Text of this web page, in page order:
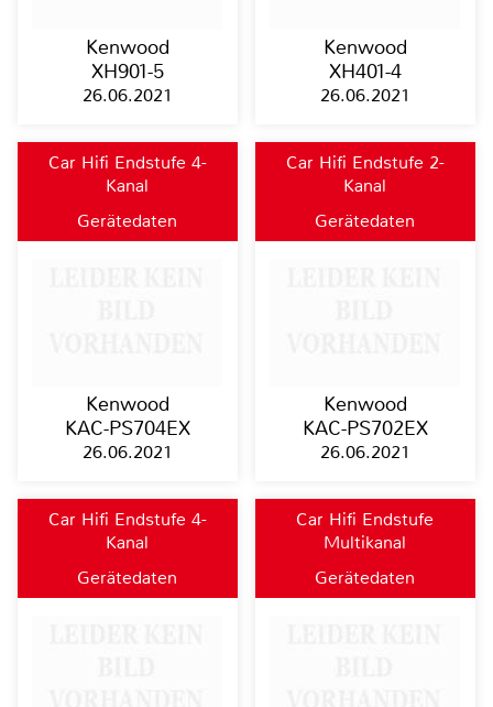
Kenwood
XH901-5
26.06.2021
Kenwood
XH401-4
26.06.2021
Car Hifi Endstufe 4-
Kanal
Gerätedaten
Kenwood
KAC-PS704EX
26.06.2021
Car Hifi Endstufe 2-
Kanal
Gerätedaten
Kenwood
KAC-PS702EX
26.06.2021
Car Hifi Endstufe 4-
Kanal
Gerätedaten
Car Hifi Endstufe
Multikanal
Gerätedaten